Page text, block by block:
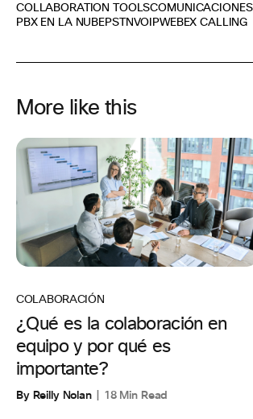
COLLABORATION TOOLS
PBX EN LA NUBEPSTNVOIPWEBEX CALLING
More like this
COLABORACIÓN
¿Qué es la colaboración en
equipo y por qué es
importante?
By Reilly Nolan 18 Min Read